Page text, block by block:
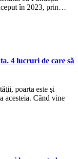
în 2023, prin…
4 lucruri de care să
poarta este şi
acesteia. Când vine